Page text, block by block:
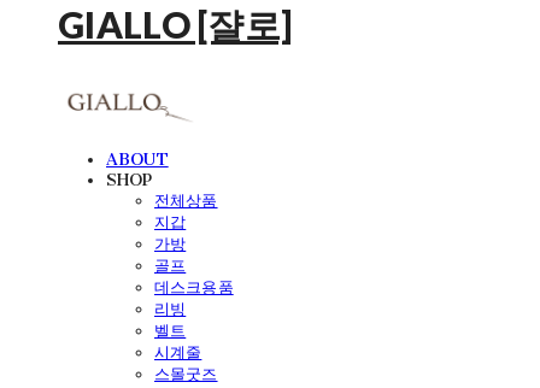
GIALLO [쟐로]
ABOUT
SHOP
전체상품
지갑
가방
골프
데스크용품
리빙
벨트
시계줄
스몰굿즈